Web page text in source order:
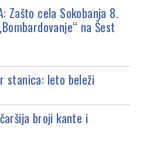
Zašto cela Sokobanja 8.
na Šest
stanica: leto beleži
broji kante i